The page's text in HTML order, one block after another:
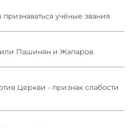
учёные звания
Пашинян и Жапаров
Церкви - признак слабости